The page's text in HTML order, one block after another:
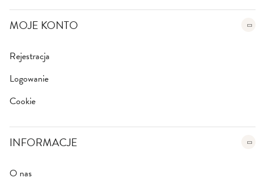
MOJE KONTO
Rejestracja
Logowanie
Cookie
INFORMACJE
O nas